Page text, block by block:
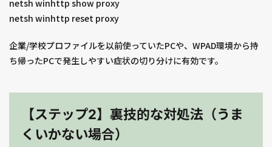
netsh winhttp show proxy
netsh winhttp reset proxy
企業/学校プロファイルを以前使っていたPCや、WPAD環境から持
ち帰ったPCで発生しやすい症状の切り分けに有効です。
【ステップ2】裏技的な対処法（うま
くいかない場合）